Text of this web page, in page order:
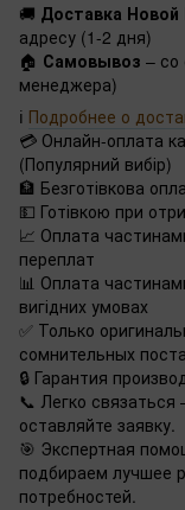
🚚 Доставка Новой
адресу (1-2 дня)
🏠 Самовывоз – со
менеджера)
ℹ️ Подробнее о
💳 Онлайн-оплата
(Популярний вибір)
🏦 Безготівкова
💵 Готівкою при
📈 Оплата
переплат
📊 Оплата
вигідних умовах
✅ Только
сомнительных
🔒 Гарантия
📞 Легко
оставляйте заявку.
🎯 Экспертная
подбираем лучшее
потребностей.